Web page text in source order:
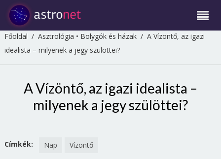
Főoldal / Asztrológia • Bolygók és házak/ A Vízöntő, az igazi
idealista – milyenek a jegy szülöttei?
A Vízöntő, az igazi idealista –
milyenek a jegy szülöttei?
Címkék: Nap Vízöntő